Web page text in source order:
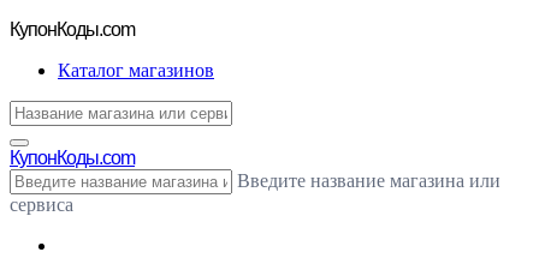
КупонКоды.com
Каталог магазинов
КупонКоды.com
Введите название магазина или
сервиса